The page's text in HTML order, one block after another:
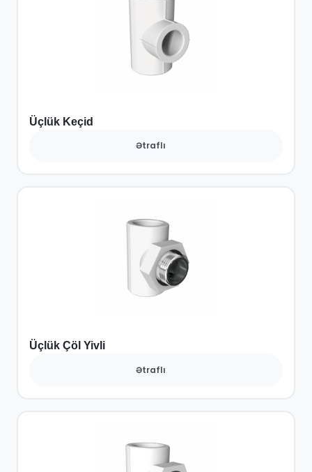
Üçlük Keçid
Ətraflı
Üçlük Çöl Yivli
Ətraflı